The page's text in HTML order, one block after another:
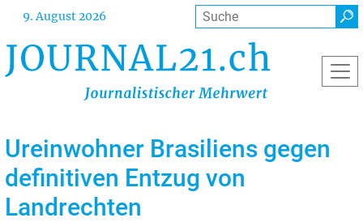
Direkt
Inhalt
9. August 2026 Suche
Ureinwohner Brasiliens gegen
definitiven Entzug von
Landrechten